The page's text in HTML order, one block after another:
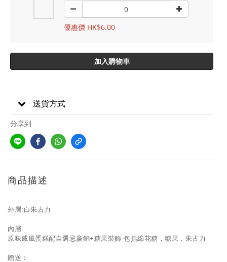
優惠價 HK$6.00
加入購物車
送貨方式
分享到
商品描述
外層:白朱古力
內層:
原味戚風蛋糕配自選忌廉餡+糖果裝飾-包括綿花糖，糖果，朱古力
贈送：